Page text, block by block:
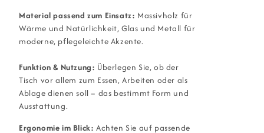
Material passend zum Einsatz: Massivholz für
Wärme und Natürlichkeit, Glas und Metall für
moderne, pflegeleichte Akzente.
Funktion & Nutzung: Überlegen Sie, ob der
Tisch vor allem zum Essen, Arbeiten oder als
Ablage dienen soll – das bestimmt Form und
Ausstattung.
Ergonomie im Blick: Achten Sie auf passende